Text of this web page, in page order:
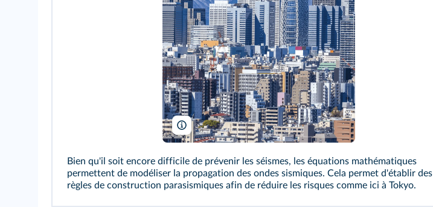
taka1022/Shutterstock
Bien qu'il soit encore difficile de prévenir les séismes, les équations mathématiques
permettent de modéliser la propagation des ondes sismiques. Cela permet d'établir des
règles de construction parasismiques afin de réduire les risques comme ici à Tokyo.